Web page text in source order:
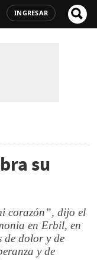
INGRESAR
su
corazón”, dijo el
en Erbil, en
de dolor y de
y de